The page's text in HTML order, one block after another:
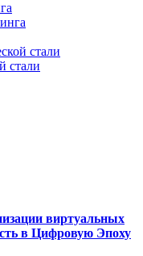
стали
стали
виртуальных
в Цифровую Эпоху